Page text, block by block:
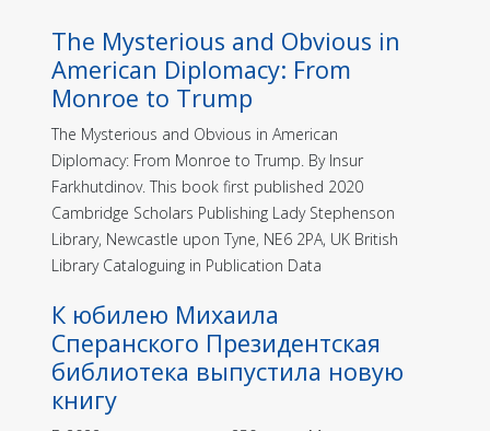
The Mysterious and Obvious in
American Diplomacy: From
Monroe to Trump
The Mysterious and Obvious in American
Diplomacy: From Monroe to Trump. By Insur
Farkhutdinov. This book first published 2020
Cambridge Scholars Publishing Lady Stephenson
Library, Newcastle upon Tyne, NE6 2PA, UK British
Library Cataloguing in Publication Data
К юбилею Михаила
Сперанского Президентская
библиотека выпустила новую
книгу